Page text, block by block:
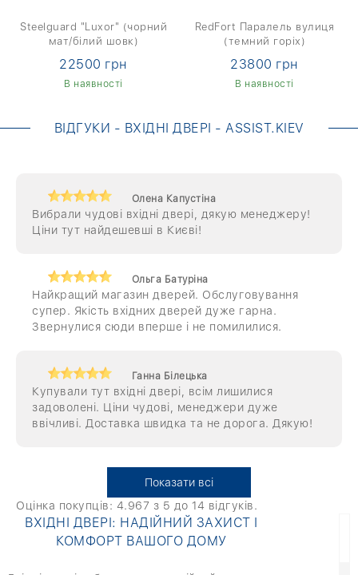
Steelguard "Luxor" (чорний
мат/білий шовк)
22500 грн
В наявності
RedFort Паралель вулиця
(темний горіх)
23800 грн
В наявності
ВІДГУКИ - ВХІДНІ ДВЕРІ - ASSIST.KIEV
Олена Капустіна
Вибрали чудові вхідні двері, дякую менеджеру!
Ціни тут найдешевші в Києві!
Ольга Батуріна
Найкращий магазин дверей. Обслуговування
супер. Якість вхідних дверей дуже гарна.
Звернулися сюди вперше і не помилилися.
Ганна Білецька
Купували тут вхідні двері, всім лишилися
задоволені. Ціни чудові, менеджери дуже
ввічливі. Доставка швидка та не дорога. Дякую!
Показати всі
Оцінка покупців: 4.967 з 5 до 14 відгуків.
ВХІДНІ ДВЕРІ: НАДІЙНИЙ ЗАХИСТ І
КОМФОРТ ВАШОГО ДОМУ